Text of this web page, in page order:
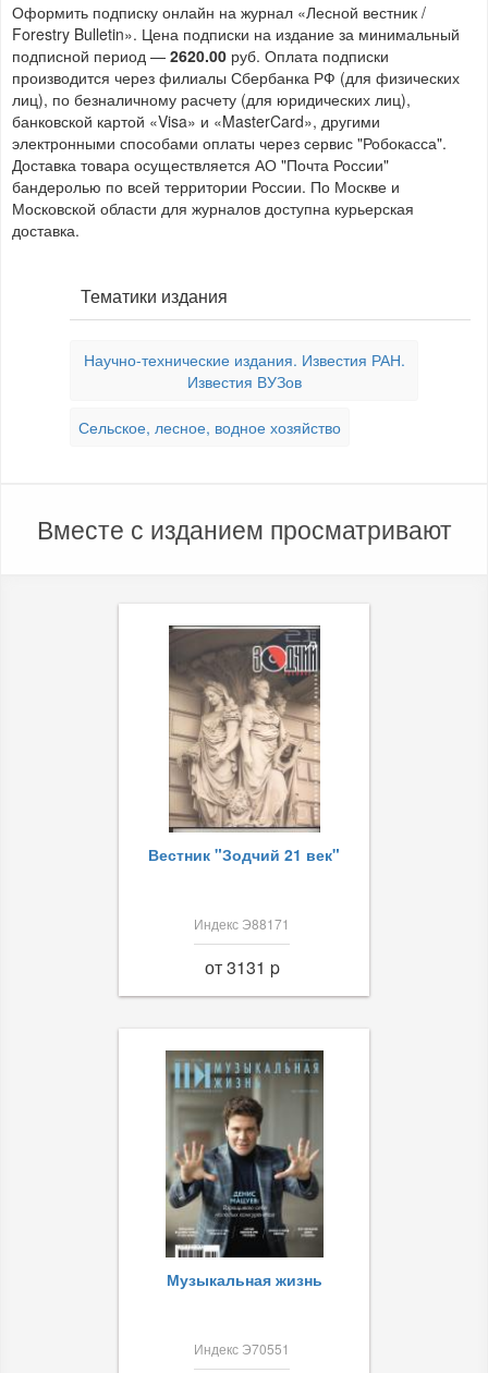
Оформить подписку онлайн на журнал «Лесной вестник /
Forestry Bulletin». Цена подписки на издание за минимальный
подписной период — 2620.00 руб. Оплата подписки
производится через филиалы Сбербанка РФ (для физических
лиц), по безналичному расчету (для юридических лиц),
банковской картой «Visa» и «MasterCard», другими
электронными способами оплаты через сервис "Робокасса".
Доставка товара осуществляется АО "Почта России"
бандеролью по всей территории России. По Москве и
Московской области для журналов доступна курьерская
доставка.
Тематики издания
Научно-технические издания. Известия РАН.
Известия ВУЗов
Сельское, лесное, водное хозяйство
Вместе с изданием просматривают
Вестник "Зодчий 21 век"
Индекс Э88171
от 3131 p
Музыкальная жизнь
Индекс Э70551